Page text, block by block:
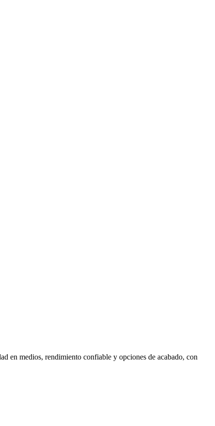
en la región, cuenta con presencia en Ensenada, Tijuana y
con soluciones confiables y personalizadas.
en medios, rendimiento confiable y opciones de acabado, con